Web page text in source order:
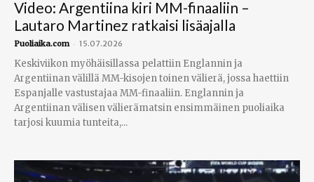
Video: Argentiina kiri MM-finaaliin –
Lautaro Martinez ratkaisi lisäajalla
Puoliaika.com - 15.07.2026
Keskiviikon myöhäisillassa pelattiin Englannin ja
Argentiinan välillä MM-kisojen toinen välierä, jossa haettiin
Espanjalle vastustajaa MM-finaaliin. Englannin ja
Argentiinan välisen välierämatsin ensimmäinen puoliaika
tarjosi kuumia tunteita,...